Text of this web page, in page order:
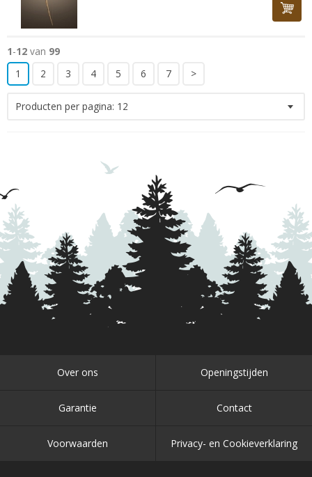
1-12 van 99
1
2 3 4 5 6 7 >
Producten per pagina: 12
Over ons Openingstijden
Garantie Contact
Voorwaarden Privacy- en Cookieverklaring